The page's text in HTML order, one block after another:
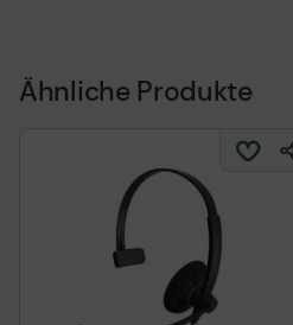
Ähnliche Produkte